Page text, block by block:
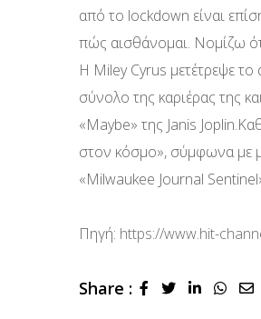
από το lockdown είναι
πώς αισθάνομαι. Νομίζω
Η Miley Cyrus μετέτρεψε
σύνολο της καριέρας της
«Maybe» της Janis
στον κόσμο», σύμφωνα με
«Milwaukee Journal
Πηγή: https://www.hit-
Share : LinkedIn